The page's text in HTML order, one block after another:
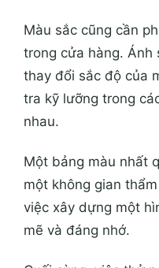
Màu sắc cũng cần
trong cửa hàng. Ánh
thay đổi sắc độ của
tra kỹ lưỡng trong
nhau.
Một bảng màu nhất
một không gian
việc xây dựng một
mẽ và đáng nhớ.